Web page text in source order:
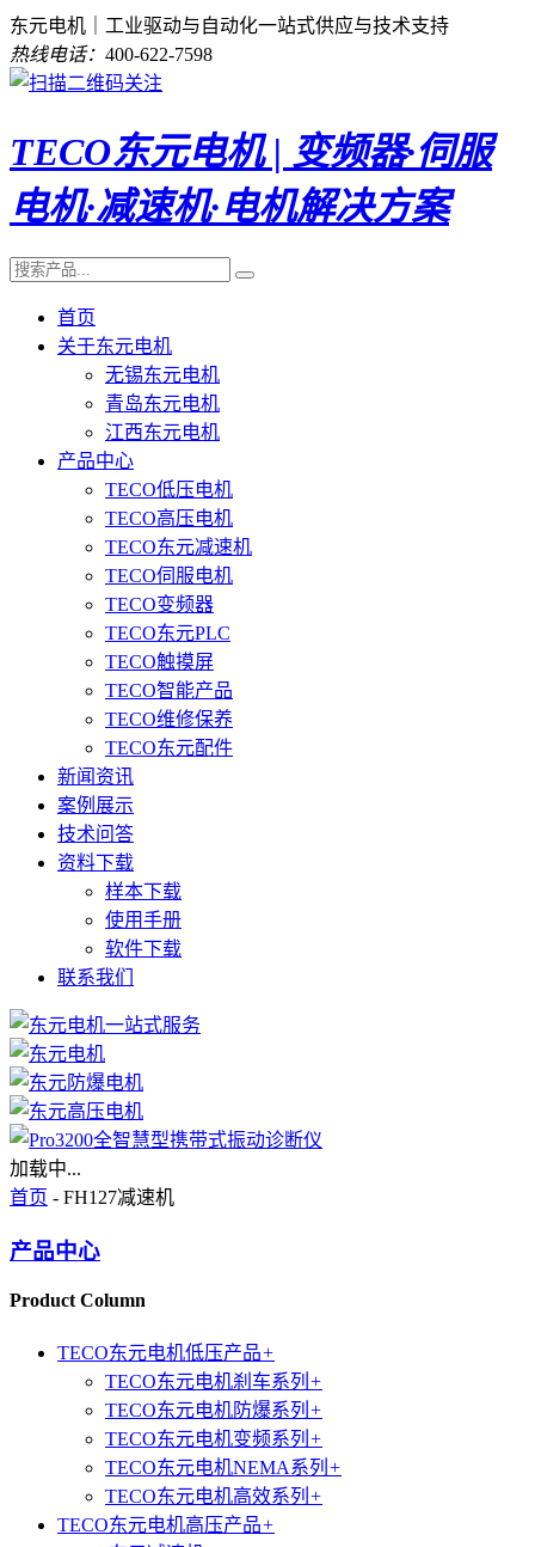
东元电机｜工业驱动与自动化一站式供应与技术支持
热线电话： 400-622-7598
TECO东元电机 | 变频器·伺服
电机·减速机·电机解决方案
首页
关于东元电机
无锡东元电机
青岛东元电机
江西东元电机
产品中心
TECO低压电机
TECO高压电机
TECO东元减速机
TECO伺服电机
TECO变频器
TECO东元PLC
TECO触摸屏
TECO智能产品
TECO维修保养
TECO东元配件
新闻资讯
案例展示
技术问答
资料下载
样本下载
使用手册
软件下载
联系我们
加载中...
首页 - FH127减速机
产品中心
Product Column
TECO东元电机低压产品+
TECO东元电机刹车系列 +
TECO东元电机防爆系列 +
TECO东元电机变频系列 +
TECO东元电机NEMA系列 +
TECO东元电机高效系列 +
TECO东元电机高压产品+